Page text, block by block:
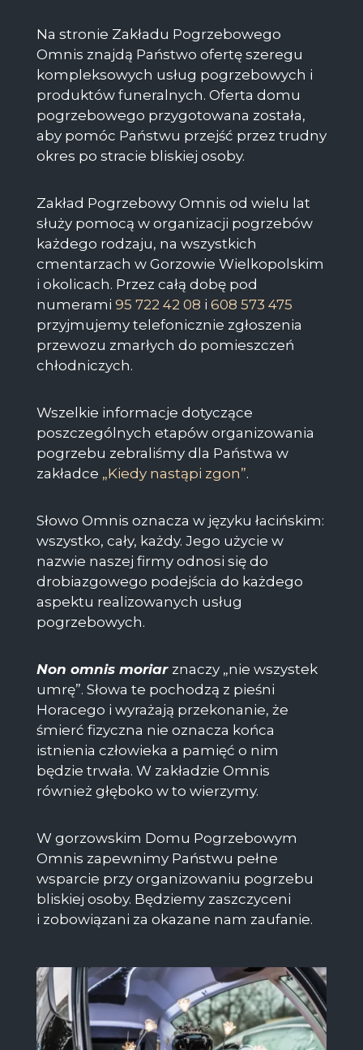
Na stronie Zakładu Pogrzebowego
Omnis znajdą Państwo ofertę szeregu
kompleksowych usług pogrzebowych i
produktów funeralnych. Oferta domu
pogrzebowego przygotowana została,
aby pomóc Państwu przejść przez trudny
okres po stracie bliskiej osoby.
Zakład Pogrzebowy Omnis od wielu lat
służy pomocą w organizacji pogrzebów
każdego rodzaju, na wszystkich
cmentarzach w Gorzowie Wielkopolskim
i okolicach. Przez całą dobę pod
numerami 95 722 42 08 i 608 573 475
przyjmujemy telefonicznie zgłoszenia
przewozu zmarłych do pomieszczeń
chłodniczych.
Wszelkie informacje dotyczące
poszczególnych etapów organizowania
pogrzebu zebraliśmy dla Państwa w
zakładce „Kiedy nastąpi zgon”.
Słowo Omnis oznacza w języku łacińskim:
wszystko, cały, każdy. Jego użycie w
nazwie naszej firmy odnosi się do
drobiazgowego podejścia do każdego
aspektu realizowanych usług
pogrzebowych.
Non omnis moriar znaczy „nie wszystek
umrę”. Słowa te pochodzą z pieśni
Horacego i wyrażają przekonanie, że
śmierć fizyczna nie oznacza końca
istnienia człowieka a pamięć o nim
będzie trwała. W zakładzie Omnis
również głęboko w to wierzymy.
W gorzowskim Domu Pogrzebowym
Omnis zapewnimy Państwu pełne
wsparcie przy organizowaniu pogrzebu
bliskiej osoby. Będziemy zaszczyceni
i zobowiązani za okazane nam zaufanie.